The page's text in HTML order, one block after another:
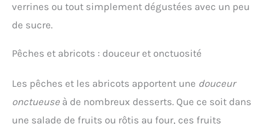
verrines ou tout simplement dégustées avec un peu
de sucre.
Pêches et abricots : douceur et onctuosité
Les pêches et les abricots apportent une douceur
onctueuse à de nombreux desserts. Que ce soit dans
une salade de fruits ou rôtis au four, ces fruits